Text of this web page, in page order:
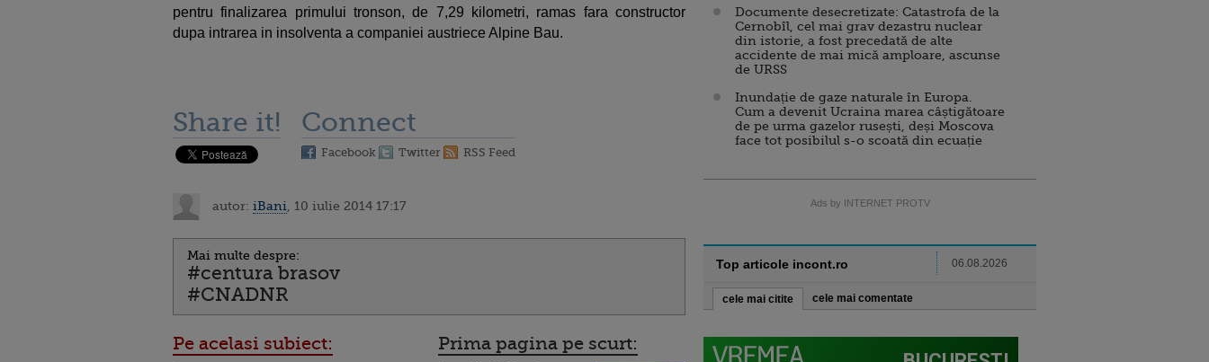
pentru finalizarea primului tronson, de 7,29 kilometri, ramas fara constructor
dupa intrarea in insolventa a companiei austriece Alpine Bau.
Share it! Connect
Facebook Twitter RSS Feed
autor: iBani , 10 iulie 2014 17:17
Mai multe despre:
#centura brasov
#CNADNR
Pe acelasi subiect: Prima pagina pe scurt:
Documente desecretizate: Catastrofa de la
Cernobîl, cel mai grav dezastru nuclear
din istorie, a fost precedată de alte
accidente de mai mică amploare, ascunse
de URSS
Inundație de gaze naturale în Europa.
Cum a devenit Ucraina marea câștigătoare
de pe urma gazelor rusești, deși Moscova
face tot posibilul s-o scoată din ecuație
Ads by INTERNET PROTV
Top articole incont.ro 06.08.2026
cele mai citite cele mai comentate